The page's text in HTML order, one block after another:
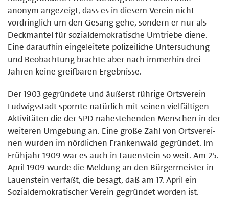
anonym angezeigt, dass es in diesem Verein nicht
vordringlich um den Gesang gehe, sondern er nur als
Deckmantel für sozialdemokratische Umtriebe diene.
Eine daraufhin eingeleitete polizeiliche Untersuchung
und Beobach­tung brachte aber nach immerhin drei
Jahren keine greifbaren Ergebnisse.
Der 1903 gegründete und äußerst rührige Ortsverein
Ludwigsstadt spornte natürlich mit seinen vielfältigen
Aktivitäten die der SPD nahestehenden Menschen in der
weiteren Umgebung an. Eine große Zahl von Ortsverei­
nen wurden im nördlichen Frankenwald gegründet. Im
Frühjahr 1909 war es auch in Lauenstein so weit. Am 25.
April 1909 wurde die Meldung an den Bürgermeister in
Lauen­stein verfaßt, die besagt, daß am 17. April ein
Sozialdemokratischer Ver­ein gegründet worden ist.